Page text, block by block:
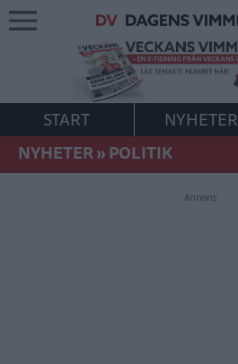
START NYHETER
NYHETER»POLITIK
Annons: